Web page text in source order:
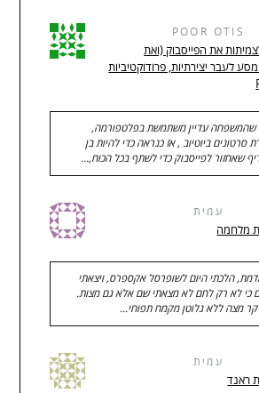
POOR OTIS
את הפייסבוק (ואת
לעבר יצירתיות, פרודוקטיביות
שהמשפחה עדיין משתמשת בפלטפורמה,
סרטונים ביוטיוב , אז כנראה כדי להיות בן
שאחזור לפייסבוק כדי לשתף בכל הכוח,…
עמית
מלחמה
הלכתי היום לשופרסל אקספרס, ויצאתי
כי לא רק לחם לא מצאתי שם אלא גם מצות.
מצה ללא גלוטן מקמח תפוחי…
עמית
ראנד